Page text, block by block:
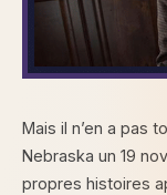
Mais il n’en a pas
Nebraska un 19
propres histoires